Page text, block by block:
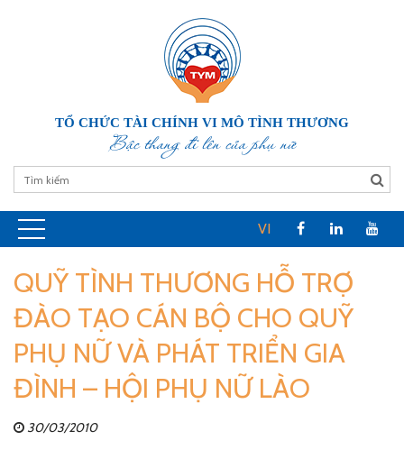
TỔ CHỨC TÀI CHÍNH VI MÔ TÌNH THƯƠNG
Bậc thang đi lên của phụ nữ
VI
QUỸ TÌNH THƯƠNG HỖ TRỢ
ĐÀO TẠO CÁN BỘ CHO QUỸ
PHỤ NỮ VÀ PHÁT TRIỂN GIA
ĐÌNH – HỘI PHỤ NỮ LÀO
30/03/2010